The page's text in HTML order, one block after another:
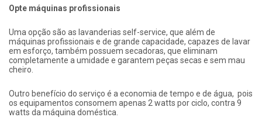
Opte máquinas profissionais
Uma opção são as lavanderias self-service, que além de
máquinas profissionais e de grande capacidade, capazes de lavar
em esforço, também possuem secadoras, que eliminam
completamente a umidade e garantem peças secas e sem mau
cheiro.
Outro benefício do serviço é a economia de tempo e de água, pois
os equipamentos consomem apenas 2 watts por ciclo, contra 9
watts da máquina doméstica.